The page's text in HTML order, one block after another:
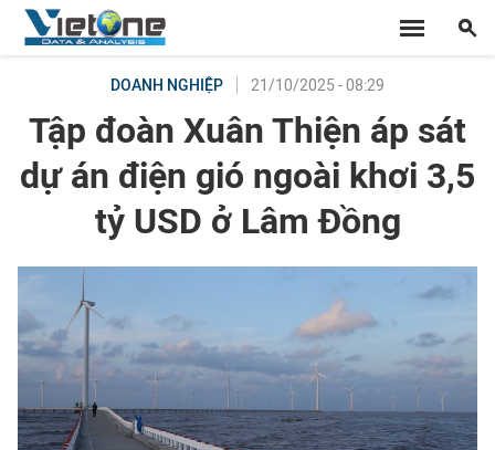
DOANH NGHIỆP 21/10/2025 - 08:29
Tập đoàn Xuân Thiện áp sát
dự án điện gió ngoài khơi 3,5
tỷ USD ở Lâm Đồng